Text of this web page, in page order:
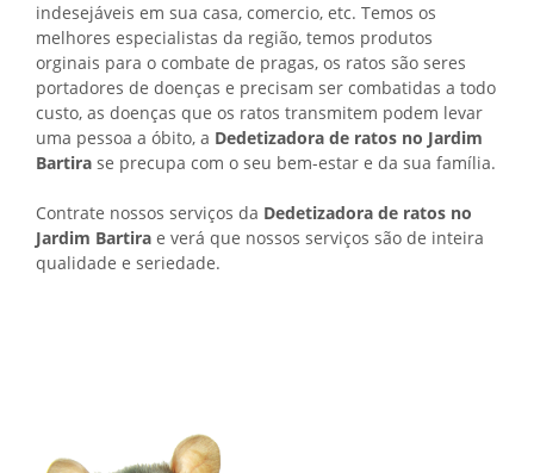
indesejáveis em sua casa, comercio, etc. Temos os
melhores especialistas da região, temos produtos
orginais para o combate de pragas, os ratos são seres
portadores de doenças e precisam ser combatidas a todo
custo, as doenças que os ratos transmitem podem levar
uma pessoa a óbito, a Dedetizadora de ratos no Jardim
Bartira se precupa com o seu bem-estar e da sua família.
Contrate nossos serviços da Dedetizadora de ratos no
Jardim Bartira e verá que nossos serviços são de inteira
qualidade e seriedade.